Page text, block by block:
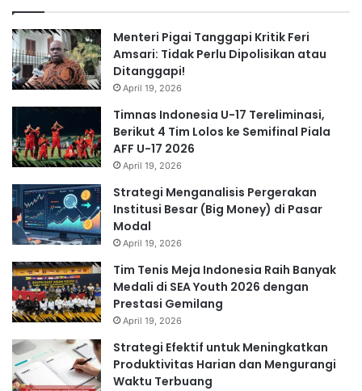
Menteri Pigai Tanggapi Kritik Feri
Amsari: Tidak Perlu Dipolisikan atau
Ditanggapi!
April 19, 2026
Timnas Indonesia U-17 Tereliminasi,
Berikut 4 Tim Lolos ke Semifinal Piala
AFF U-17 2026
April 19, 2026
Strategi Menganalisis Pergerakan
Institusi Besar (Big Money) di Pasar
Modal
April 19, 2026
Tim Tenis Meja Indonesia Raih Banyak
Medali di SEA Youth 2026 dengan
Prestasi Gemilang
April 19, 2026
Strategi Efektif untuk Meningkatkan
Produktivitas Harian dan Mengurangi
Waktu Terbuang